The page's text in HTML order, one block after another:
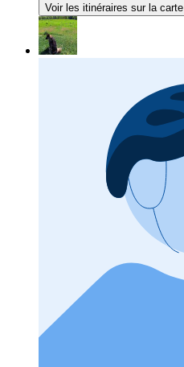
Voir les itinéraires sur la carte